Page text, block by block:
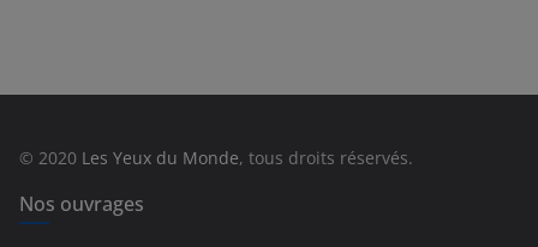
e
s
© 2020 Les Yeux du Monde, tous droits réservés.
Nos ouvrages